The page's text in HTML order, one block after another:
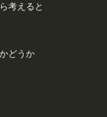
考えると
どうか